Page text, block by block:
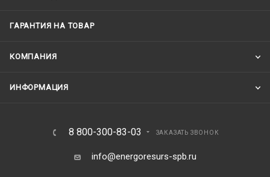
ГАРАНТИЯ НА ТОВАР
КОМПАНИЯ
ИНФОРМАЦИЯ
8 800-300-83-03 ЗАКАЗАТЬ ЗВОНОК
info@energoresurs-spb.ru